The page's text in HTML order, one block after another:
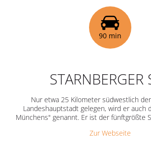
90 min
STARNBERGER
Nur etwa 25 Kilometer südwestlich
Landeshauptstadt gelegen, wird er auch
Münchens" genannt. Er ist der fünftgrößte
Zur Webseite